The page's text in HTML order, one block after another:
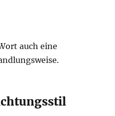
auch eine